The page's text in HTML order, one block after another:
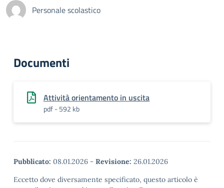
Personale scolastico
Documenti
Attività orientamento in uscita
pdf - 592 kb
Pubblicato: 08.01.2026 - Revisione: 26.01.2026
Eccetto dove diversamente specificato, questo articolo è